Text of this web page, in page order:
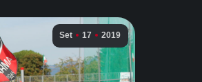
Set 17 2019